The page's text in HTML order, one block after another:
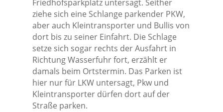
Friedhofsparkplatz untersagt. Seither
ziehe sich eine Schlange parkender PKW,
aber auch Kleintransporter und Bullis von
dort bis zu seiner Einfahrt. Die Schlage
setze sich sogar rechts der Ausfahrt in
Richtung Wasserfuhr fort, erzählt er
damals beim Ortstermin. Das Parken ist
hier nur für LKW untersagt, Pkw und
Kleintransporter dürfen dort auf der
Straße parken.